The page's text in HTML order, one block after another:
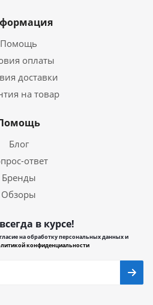
Помощь
оплаты
доставки
на товар
Блог
ответ
Бренды
Обзоры
в курсе!
на обработку персональных данных и
конфиденциальности